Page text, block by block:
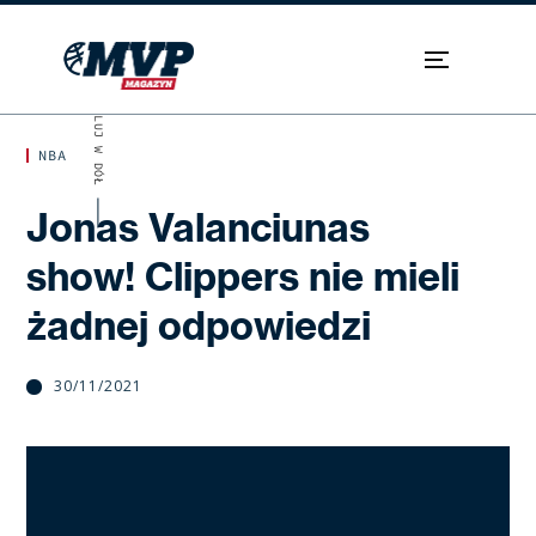
NBA
Jonas Valanciunas
show! Clippers nie mieli
żadnej odpowiedzi
30/11/2021
SKROLUJ W DÓŁ